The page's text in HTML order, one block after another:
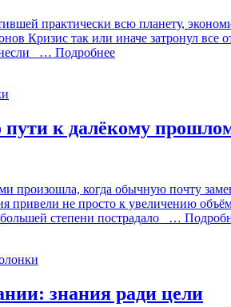
практически всю планету,
Кризис так или иначе затронул
… Подробнее
к далёкому
когда обычную почту
привели не просто к увеличению
степени пострадало
…
знания ради цели